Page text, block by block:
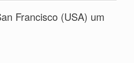
Francisco (USA) um